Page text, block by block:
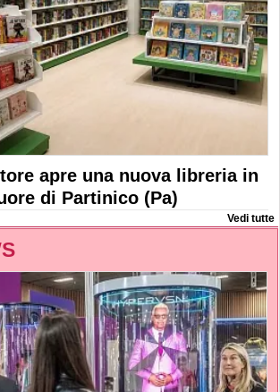
apre una nuova libreria in
di Partinico (Pa)
Vedi tutte